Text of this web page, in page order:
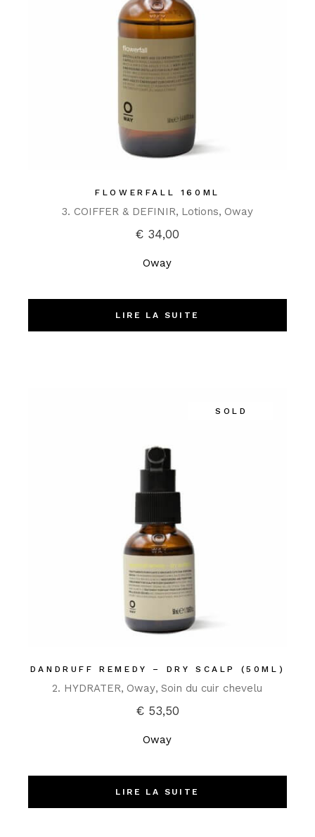
FLOWERFALL 160ML
3. COIFFER & DEFINIR Lotions Oway
€ 34,00
Oway
LIRE LA SUITE
SOLD
DANDRUFF REMEDY – DRY SCALP (50ML)
2. HYDRATER Oway Soin du cuir chevelu
€53,50
Oway
LIRE LA SUITE